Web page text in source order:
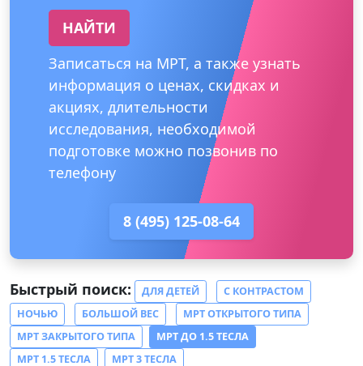
НАЙТИ
Записаться на МРТ, а также узнать
информация о ценах, скидках и
акциях, длительности
исследования, необходимой
подготовке можно позвонив по
телефону
8 (495) 125-08-64
Быстрый поиск: ДЛЯ ДЕТЕЙ
С КОНТРАСТОМ
НОЧЬЮ
БОЛЬШОЙ ВЕС
МРТ ОТКРЫТОГО ТИПА
МРТ ЗАКРЫТОГО ТИПА
МРТ ДО 1.5 ТЕСЛА
МРТ 1.5 ТЕСЛА
МРТ 3 ТЕСЛА